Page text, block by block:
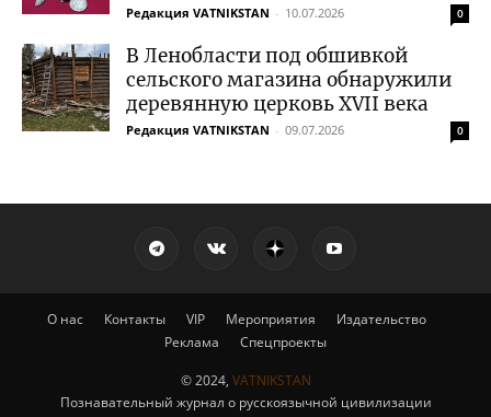
Редакция VATNIKSTAN - 10.07.2026 0
В Ленобласти под обшивкой
сельского магазина обнаружили
деревянную церковь XVII века
Редакция VATNIKSTAN - 09.07.2026 0
О нас Контакты VIP Мероприятия
Издательство
Реклама
Спецпроекты
© 2024, VATNIKSTAN
Познавательный журнал о русскоязычной цивилизации